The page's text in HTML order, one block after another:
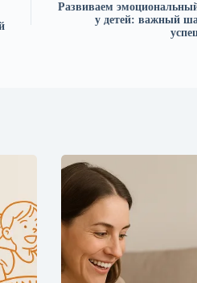
Развиваем
у детей: важный